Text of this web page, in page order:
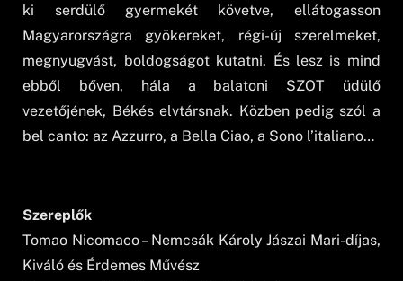
ki serdülő gyermekét követve, ellátogasson
Magyarországra gyökereket, régi-új szerelmeket,
megnyugvást, boldogságot kutatni. És lesz is mind
ebből bőven, hála a balatoni SZOT üdülő
vezetőjének, Békés elvtársnak. Közben pedig szól a
bel canto: az Azzurro, a Bella Ciao, a Sono l’italiano…
Szereplők
Tomao Nicomaco – Nemcsák Károly Jászai Mari-díjas,
Kiváló és Érdemes Művész